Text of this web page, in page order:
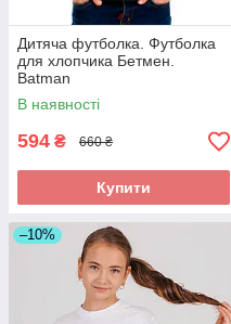
Дитяча футболка. Футболка
для хлопчика Бетмен.
Batman
В наявності
594 ₴ 660 ₴
Купити
–10%